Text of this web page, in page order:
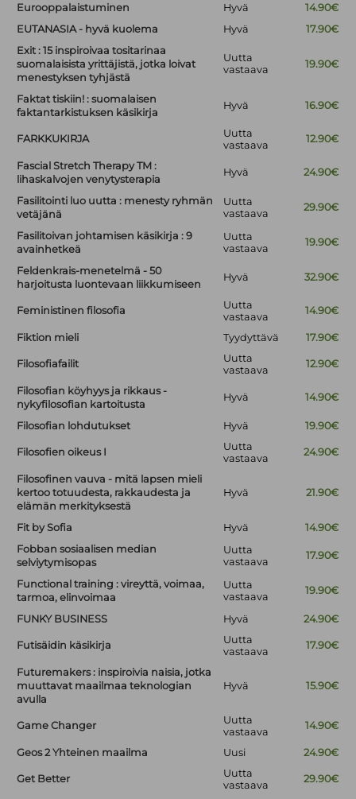
Eurooppalaistuminen Hyvä
14.90€
EUTANASIA - hyvä kuolema
Hyvä
17.90€
Exit : 15 inspiroivaa tositarinaa
suomalaisista yrittäjistä, jotka loivat
menestyksen tyhjästä
Uutta
vastaava
19.90€
Faktat tiskiin! : suomalaisen
faktantarkistuksen käsikirja
Hyvä 16.90€
FARKKUKIRJA
Uutta
vastaava
12.90€
Fascial Stretch Therapy TM :
lihaskalvojen venytysterapia
Hyvä 24.90€
Fasilitointi luo uutta : menesty ryhmän
vetäjänä
Uutta
vastaava
29.90€
Fasilitoivan johtamisen käsikirja : 9
avainhetkeä
Uutta
vastaava
19.90€
Feldenkrais-menetelmä - 50
harjoitusta luontevaan liikkumiseen
Hyvä 32.90€
Feministinen filosofia
Uutta
vastaava
14.90€
Fiktion mieli Tyydyttävä 17.90€
Filosofiafailit
Uutta
vastaava
12.90€
Filosofian köyhyys ja rikkaus -
nykyfilosofian kartoitusta
Hyvä 14.90€
Filosofian lohdutukset Hyvä 19.90€
Filosofien oikeus I
Uutta
vastaava
24.90€
Filosofinen vauva - mitä lapsen mieli
kertoo totuudesta, rakkaudesta ja
elämän merkityksestä
Hyvä 21.90€
Fit by Sofia Hyvä
14.90€
Fobban sosiaalisen median
selviytymisopas
Uutta
vastaava
17.90€
Functional training : vireyttä, voimaa,
tarmoa, elinvoimaa
Uutta
vastaava
19.90€
FUNKY BUSINESS Hyvä 24.90€
Futisäidin käsikirja
Uutta
vastaava
17.90€
Futuremakers : inspiroivia naisia, jotka
muuttavat maailmaa teknologian
avulla
Hyvä 15.90€
Game Changer
Uutta
vastaava
14.90€
Geos 2 Yhteinen maailma Uusi 24.90€
Get Better
Uutta
vastaava
29.90€